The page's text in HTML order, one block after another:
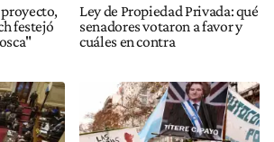
festejó
Ley de Propiedad Privada: qué
senadores votaron a favor y
cuáles en contra